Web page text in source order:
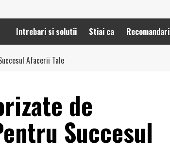
Intrebari si solutii Stiai ca Recomandari
Afacerii Tale
de
Succesul